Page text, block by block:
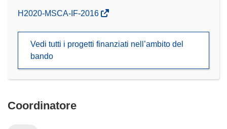
(si
nuova
H2020-MSCA-IF-2016
Vedi tutti i progetti finanziati nell’ambito del
bando
Coordinatore